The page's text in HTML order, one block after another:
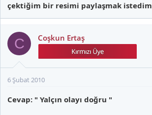
çektiğim bir resimi paylaşmak istedim
C Coşkun Ertaş
6 Şubat 2010
Cevap: " Yalçın olayı doğru "